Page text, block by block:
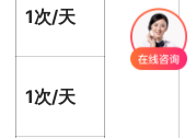
1次/天
1次/天